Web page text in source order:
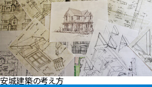
安城建築の考え方